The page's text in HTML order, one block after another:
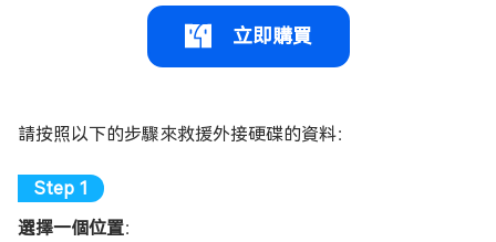
立即購買
請按照以下的步驟來救援外接硬碟的資料：
選擇一個位置：